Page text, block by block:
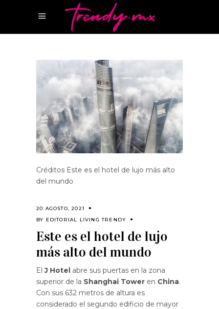
Créditos Este es el hotel de lujo más alto
del mundo
20 AGOSTO, 2021
BY EDITORIAL LIVING TRENDY
Este es el hotel de lujo
más alto del mundo
ElJ Hotel abre sus puertas en la zona
superior de la Shanghai Tower en China.
Con sus 632 metros de altura es
considerado el segundo edificio de mayor